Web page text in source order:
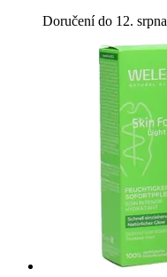
Doručení do 12. srpna